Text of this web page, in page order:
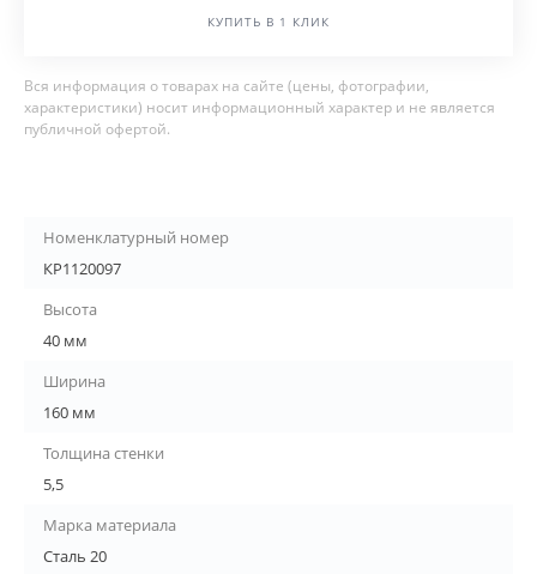
КУПИТЬ В 1 КЛИК
Вся информация о товарах на сайте (цены, фотографии,
характеристики) носит информационный характер и не является
публичной офертой.
Номенклатурный номер
КР1120097
Высота
40 мм
Ширина
160 мм
Толщина стенки
5,5
Марка материала
Сталь 20